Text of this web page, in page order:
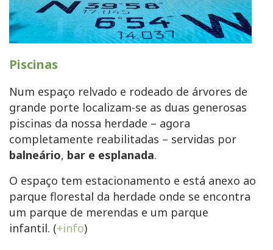
Piscinas
Num espaço relvado e rodeado de árvores de
grande porte localizam-se as duas generosas
piscinas da nossa herdade – agora
completamente reabilitadas – servidas por
balneário, bar e esplanada.
O espaço tem estacionamento e está anexo ao
parque florestal da herdade onde se encontra
um parque de merendas e um parque
infantil. (+info)